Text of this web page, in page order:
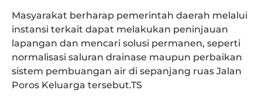
Masyarakat berharap pemerintah daerah melalui
instansi terkait dapat melakukan peninjauan
lapangan dan mencari solusi permanen, seperti
normalisasi saluran drainase maupun perbaikan
sistem pembuangan air di sepanjang ruas Jalan
Poros Keluarga tersebut.TS